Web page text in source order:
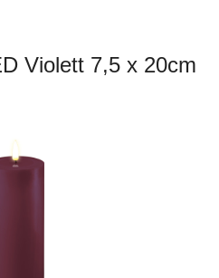
Violett 7,5 x 20cm